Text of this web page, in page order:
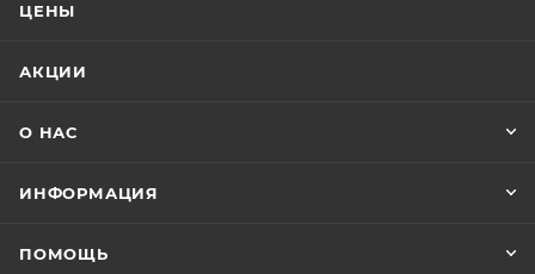
ЦЕНЫ
АКЦИИ
О НАС
ИНФОРМАЦИЯ
ПОМОЩЬ